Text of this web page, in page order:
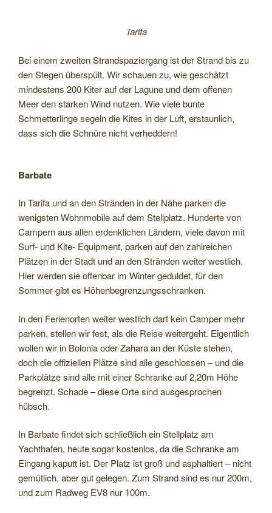
Tarifa
Bei einem zweiten Strandspaziergang ist der Strand bis zu
den Stegen überspült. Wir schauen zu, wie geschätzt
mindestens 200 Kiter auf der Lagune und dem offenen
Meer den starken Wind nutzen. Wie viele bunte
Schmetterlinge segeln die Kites in der Luft, erstaunlich,
dass sich die Schnüre nicht verheddern!
Barbate
In Tarifa und an den Stränden in der Nähe parken die
wenigsten Wohnmobile auf dem Stellplatz. Hunderte von
Campern aus allen erdenklichen Ländern, viele davon mit
Surf- und Kite- Equipment, parken auf den zahlreichen
Plätzen in der Stadt und an den Stränden weiter westlich.
Hier werden sie offenbar im Winter geduldet, für den
Sommer gibt es Höhenbegrenzungsschranken.
In den Ferienorten weiter westlich darf kein Camper mehr
parken, stellen wir fest, als die Reise weitergeht. Eigentlich
wollen wir in Bolonia oder Zahara an der Küste stehen,
doch die offiziellen Plätze sind alle geschlossen – und die
Parkplätze sind alle mit einer Schranke auf 2,20m Höhe
begrenzt. Schade – diese Orte sind ausgesprochen
hübsch.
In Barbate findet sich schließlich ein Stellplatz am
Yachthafen, heute sogar kostenlos, da die Schranke am
Eingang kaputt ist. Der Platz ist groß und asphaltiert – nicht
gemütlich, aber gut gelegen. Zum Strand sind es nur 200m,
und zum Radweg EV8 nur 100m.